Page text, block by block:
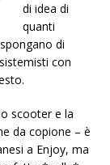
di idea di
quanti
di
con
scooter e la
da copione – è
a Enjoy, ma